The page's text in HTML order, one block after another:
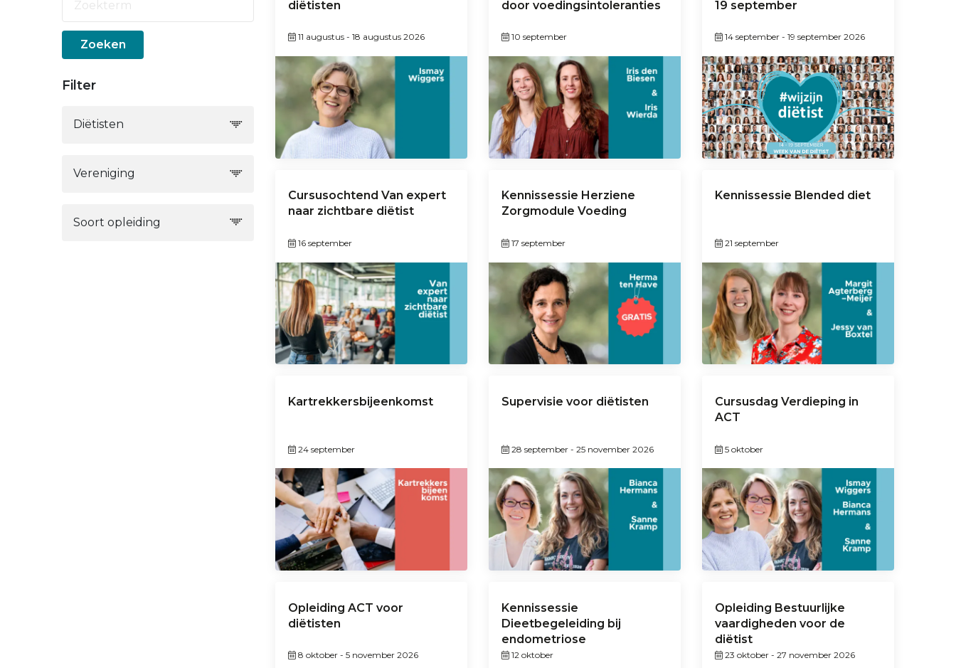
Zoeken
Filter
Diëtisten
Vereniging
Soort opleiding
diëtisten
11 augustus- 18 augustus 2026
door voedingsintoleranties
10 september
19 september
14 september- 19 september 2026
Cursusochtend Van expert
naar zichtbare diëtist
16 september
Kennissessie Herziene
Zorgmodule Voeding
17 september
Kennissessie Blended diet
21 september
Kartrekkersbijeenkomst
24 september
Supervisie voor diëtisten
28 september- 25 november 2026
Cursusdag Verdieping in
ACT
5 oktober
Opleiding ACT voor
diëtisten
8 oktober- 5 november 2026
Kennissessie
Dieetbegeleiding bij
endometriose
12 oktober
Opleiding Bestuurlijke
vaardigheden voor de
diëtist
23 oktober- 27 november 2026